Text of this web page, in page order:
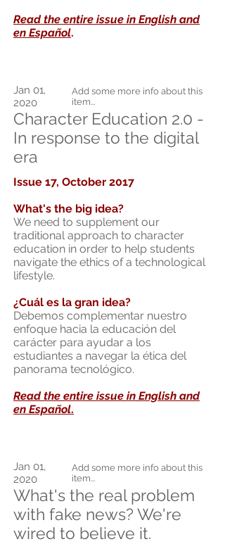
Read the entire issue in English and
en Español.
Jan 01,
2020
Add some more info about this
item...
Character Education 2.0 -
In response to the digital
era
Issue 17, October 2017
What's the big idea?
We need to supplement our
traditional approach to character
education in order to help students
navigate the ethics of a technological
lifestyle.
¿Cuál es la gran idea?
Debemos complementar nuestro
enfoque hacia la educación del
carácter para ayudar a los
estudiantes a navegar la ética del
panorama tecnológico.
Read the entire issue in English and
en Español.
Jan 01,
2020
Add some more info about this
item...
What's the real problem
with fake news? We're
wired to believe it.